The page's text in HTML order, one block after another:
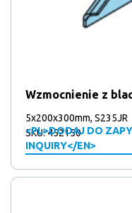
Wzmocnienie z
5x200x300mm, S235JR
<PL>DODAJ DO
INQUIRY</EN>
SKU: 452150